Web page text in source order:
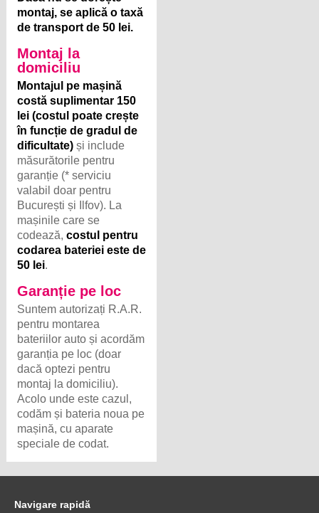
montaj, se aplică o taxă
de transport de 50 lei.
Montaj la
domiciliu
Montajul pe mașină
costă suplimentar 150
lei (costul poate crește
în funcție de gradul de
dificultate) și include
măsurătorile pentru
garanție (* serviciu
valabil doar pentru
București și Ilfov). La
mașinile care se
codează, costul pentru
codarea bateriei este de
50 lei
Garanție pe loc
Suntem autorizați R.A.R.
pentru montarea
bateriilor auto și acordăm
garanția pe loc (doar
dacă optezi pentru
montaj la domiciliu).
Acolo unde este cazul,
codăm și bateria noua pe
mașină, cu aparate
speciale de codat.
Navigare rapidă